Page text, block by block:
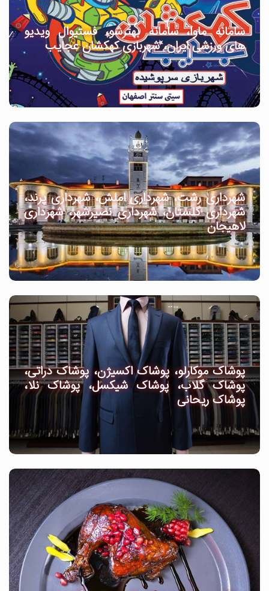
سامانه ماوا، سامانه بهترشو، فستیوال ویدیو
های ورزشی ایران، شهربازی کهکشان عجایب
شهرداری رشت، شهرداری املش، شهرداری پرند،
شهرداری گلستان، شهرداری نصیرشهر، شهرداری
لاهیجان
پوشاک موکارلو، پوشاک اکسیژن، پوشاک دراتی،
پوشاک گلاب، پوشاک شیکسل، پوشاک نلا،
پوشاک ریحانی